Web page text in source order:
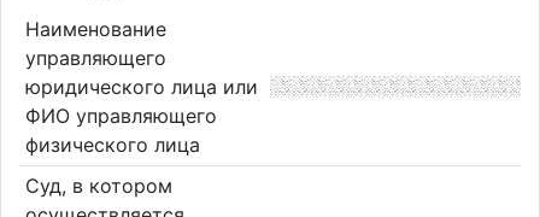
Наименование
управляющего
юридического лица или
ФИО управляющего
физического лица
Суд, в котором